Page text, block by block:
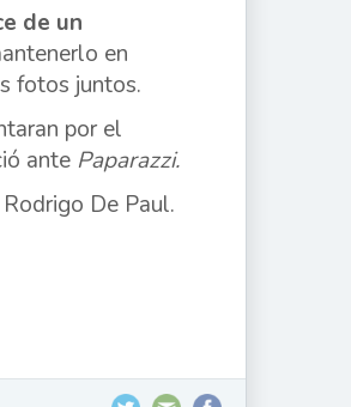
de un
en
fotos juntos.
por el
ante Paparazzi.